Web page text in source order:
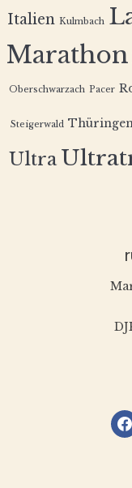
Italien Kulmbach
Marathon
Oberschwarzach Pacer
Steigerwald
Ultra